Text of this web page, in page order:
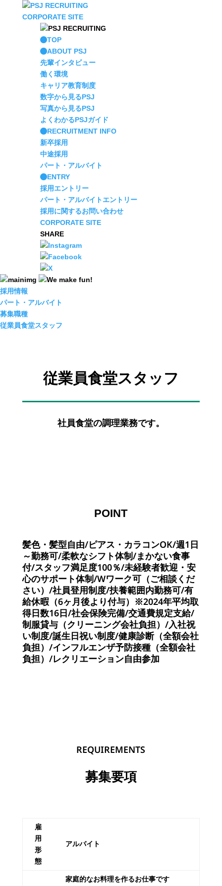
CORPORATE SITE
TOP
ABOUT PSJ
先輩インタビュー
働く環境
キャリア教育制度
数字から見るPSJ
写真から見るPSJ
よくわかるPSJガイド
RECRUITMENT INFO
新卒採用
中途採用
パート・アルバイト
ENTRY
採用エントリー
パート・アルバイトエントリー
採用に関するお問い合わせ
CORPORATE SITE
SHARE
採用情報
パート・アルバイト
募集職種
従業員食堂スタッフ
従業員食堂スタッフ
社員食堂の調理業務です。
POINT
髪色・髪型自由/ピアス・カラコンOK/週1日
～勤務可/柔軟なシフト体制/まかない食事
付/スタッフ満足度100％/未経験者歓迎・安
心のサポート体制/Wワーク可（ご相談くだ
さい）/社員登用制度/扶養範囲内勤務可/有
給休暇（6ヶ月後より付与）※2024年平均取
得日数16日/社会保険完備/交通費規定支給/
制服貸与（クリーニング会社負担）/入社祝
い制度/誕生日祝い制度/健康診断（全額会社
負担）/インフルエンザ予防接種（全額会社
負担）/レクリエーション自由参加
REQUIREMENTS
募集要項
雇
用
形
態
アルバイト
家庭的なお料理を作るお仕事です